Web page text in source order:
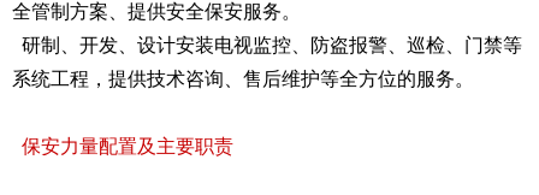
全管制方案、提供安全保安服务。
研制、开发、设计安装电视监控、防盗报警、巡检、门禁等
系统工程，提供技术咨询、售后维护等全方位的服务。
保安力量配置及主要职责